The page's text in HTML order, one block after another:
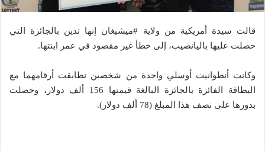
قالت سيدة أمريكية من ولاية #ميشيغان إنها تدين بالجائزة التي
حصلت عليها باليانصيب، إلى خطأ غير مقصود في عمر ابنتها.
وكانت أنطوانيت أوسلي واحدة من شخصين تطابقت أرقامهما مع
البطاقة الفائزة بالجائزة البالغة قيمتها 156 ألف دولار، وحصلت
بدورها على نصف هذا المبلغ (78 ألف دولار).